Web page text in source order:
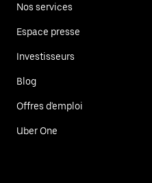
Nos services
Espace presse
Investisseurs
Blog
Offres d'emploi
Uber One